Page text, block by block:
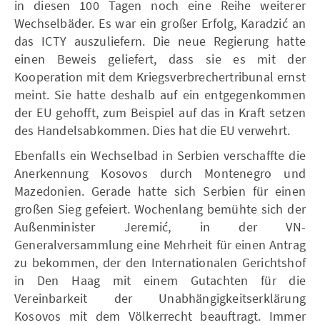
in diesen 100 Tagen noch eine Reihe weiterer
Wechselbäder. Es war ein großer Erfolg, Karadzić an
das ICTY auszuliefern. Die neue Regierung hatte
einen Beweis geliefert, dass sie es mit der
Kooperation mit dem Kriegsverbrechertribunal ernst
meint. Sie hatte deshalb auf ein entgegenkommen
der EU gehofft, zum Beispiel auf das in Kraft setzen
des Handelsabkommen. Dies hat die EU verwehrt.
Ebenfalls ein Wechselbad in Serbien verschaffte die
Anerkennung Kosovos durch Montenegro und
Mazedonien. Gerade hatte sich Serbien für einen
großen Sieg gefeiert. Wochenlang bemühte sich der
Außenminister Jeremić, in der VN-
Generalversammlung eine Mehrheit für einen Antrag
zu bekommen, der den Internationalen Gerichtshof
in Den Haag mit einem Gutachten für die
Vereinbarkeit der Unabhängigkeitserklärung
Kosovos mit dem Völkerrecht beauftragt. Immer